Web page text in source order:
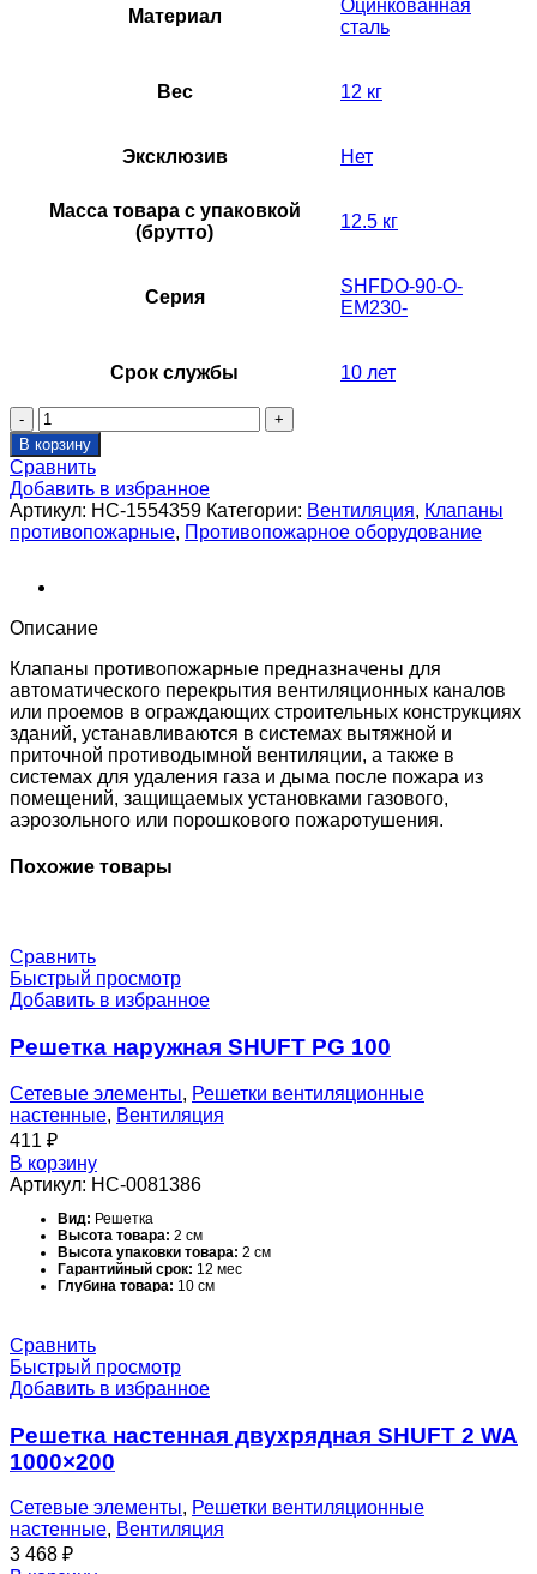
Материал
Оцинкованная
сталь
Вес 12 кг
Эксклюзив Нет
Масса товара с упаковкой
(брутто)
12.5 кг
Серия
SHFDO-90-O-
EM230-
Срок службы 10 лет
Количество
товара
Клапан
противопожарный
SHUFT
SHFDO-
90-
1200_1150-
0-
0-
0
В корзину
Сравнить
Добавить в избранное
Артикул: НС-1554359 Категории: Вентиляция, Клапаны
противопожарные, Противопожарное оборудование
Описание
Клапаны противопожарные предназначены для
автоматического перекрытия вентиляционных каналов
или проемов в ограждающих строительных конструкциях
зданий, устанавливаются в системах вытяжной и
приточной противодымной вентиляции, а также в
системах для удаления газа и дыма после пожара из
помещений, защищаемых установками газового,
аэрозольного или порошкового пожаротушения.
Похожие товары
Сравнить
Быстрый просмотр
Добавить в избранное
Решетка наружная SHUFT PG 100
Сетевые элементы, Решетки вентиляционные
настенные, Вентиляция
411 ₽
В корзину
Артикул: НС-0081386
Вид: Решетка
Высота товара: 2 см
Высота упаковки товара: 2 см
Гарантийный срок: 12 мес
Глубина товара: 10 см
Материал корпуса:
Набор крепежных элементов в комплекте:
Назначение и соответствие:
вентиляции и кондиционирования
Поверхность:Матовая
Серия:PG
Сечение:
Температурный диапазон эксплуатации: -40…+60 С °С
Тип вентиляционной решетки:Наружная
Тип конструкции вентилятора:
Типоразмер:
Сравнить
Быстрый просмотр
Добавить в избранное
Решетка настенная двухрядная SHUFT 2 WA
1000×200
Сетевые элементы, Решетки вентиляционные
настенные, Вентиляция
3 468 ₽